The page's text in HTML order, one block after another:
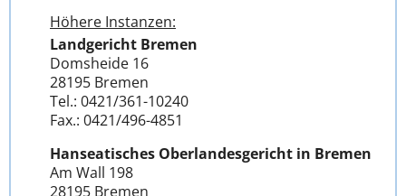
Höhere Instanzen:
Landgericht Bremen
Domsheide 16
28195 Bremen
Tel.: 0421/361-10240
Fax.: 0421/496-4851
Hanseatisches Oberlandesgericht in Bremen
Am Wall 198
28195 Bremen